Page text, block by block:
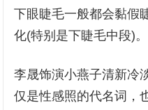
下眼睫毛一般都会黏假
化(特别是下睫毛中段)。
李晟饰演小燕子清新冷
仅是性感照的代名词，